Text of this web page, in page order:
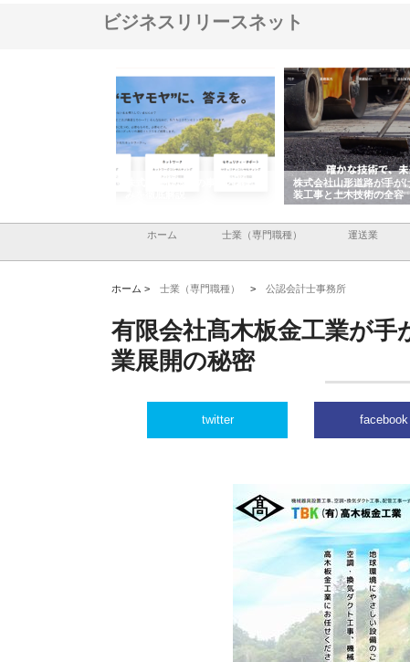
ビジネスリリースネット
株式会社ＣＳＡの事業内容と強
株式会社山形道路が手が
装工事と土木技術の全容
ホーム 士業（専門職種） 運送業
ホーム > 士業（専門職種） > 公認会計士事務所
有限会社髙木板金工業が
業展開の秘密
twitter facebook